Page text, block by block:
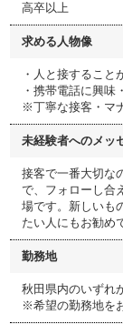
高卒以上
求める人物像
・人と接すること
・携帯電話に興味
※丁寧な接客・マ
未経験者へのメッ
接客で一番大切な
で、フォローし合
場です。新しいも
たい人にもお勧め
勤務地
秋田県内のいずれ
※希望の勤務地を